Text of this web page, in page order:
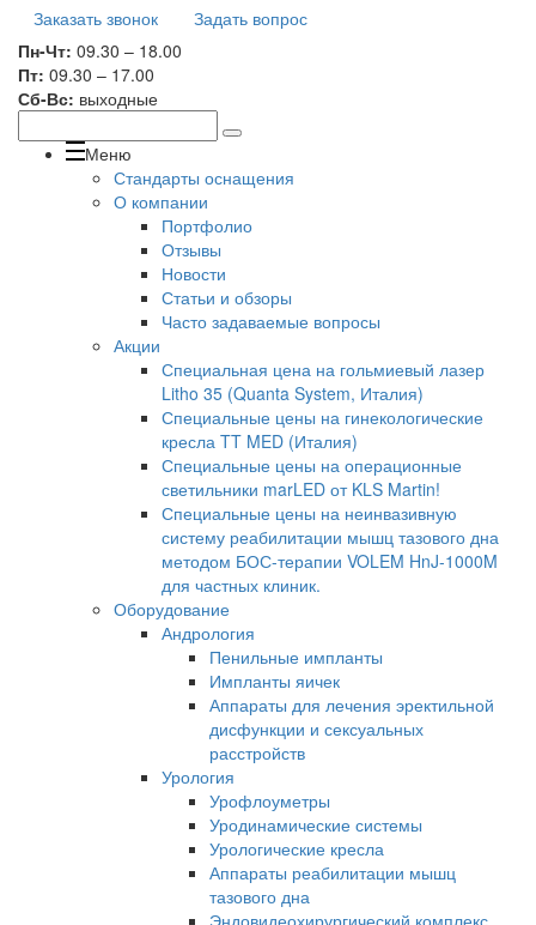
Заказать звонок
Задать вопрос
Пн-Чт: 09.30 – 18.00
Пт: 09.30 – 17.00
Сб-Вс: выходные
Меню
Стандарты оснащения
О компании
Портфолио
Отзывы
Новости
Статьи и обзоры
Часто задаваемые вопросы
Акции
Специальная цена на гольмиевый лазер
Litho 35 (Quanta System, Италия)
Специальные цены на гинекологические
кресла TT MED (Италия)
Специальные цены на операционные
светильники marLED от KLS Martin!
Специальные цены на неинвазивную
систему реабилитации мышц тазового дна
методом БОС-терапии VOLEM HnJ-1000M
для частных клиник.
Оборудование
Андрология
Пенильные импланты
Импланты яичек
Аппараты для лечения эректильной
дисфункции и сексуальных
расстройств
Урология
Урофлоуметры
Уродинамические системы
Урологические кресла
Аппараты реабилитации мышц
тазового дна